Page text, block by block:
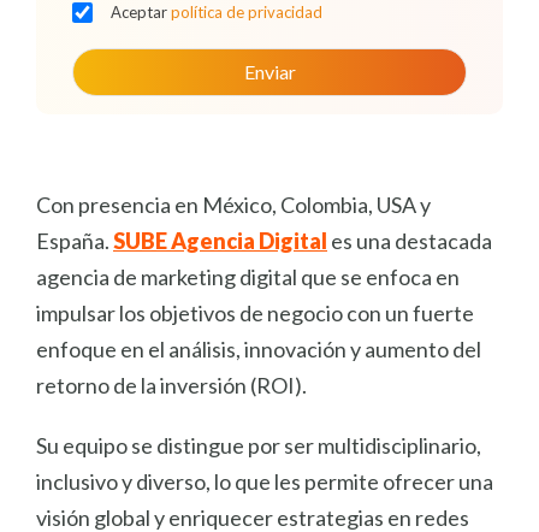
Aceptarpolítica de privacidad
Con presencia en México, Colombia, USA y
España.SUBE Agencia Digital es una destacada
agencia de marketing digital que se enfoca en
impulsar los objetivos de negocio con un fuerte
enfoque en el análisis, innovación y aumento del
retorno de la inversión (ROI).
Su equipo se distingue por ser multidisciplinario,
inclusivo y diverso, lo que les permite ofrecer una
visión global y enriquecer estrategias en redes